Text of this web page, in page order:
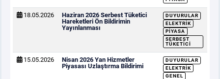
18.05.2026
Haziran 2026 Serbest Tüketici
Hareketleri Ön Bildirimin
Yayınlanması
DUYURULAR
ELEKTRIK
PIYASA
SERBEST
TÜKETICI
15.05.2026
Nisan 2026 Yan Hizmetler
Piyasası Uzlaştırma Bildirimi
DUYURULAR
ELEKTRIK
GENEL